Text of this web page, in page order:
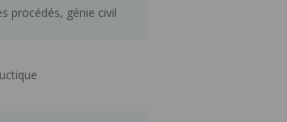
procédés, génie civil